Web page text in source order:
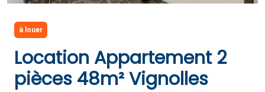
à louer
Location Appartement 2
pièces 48m² Vignolles